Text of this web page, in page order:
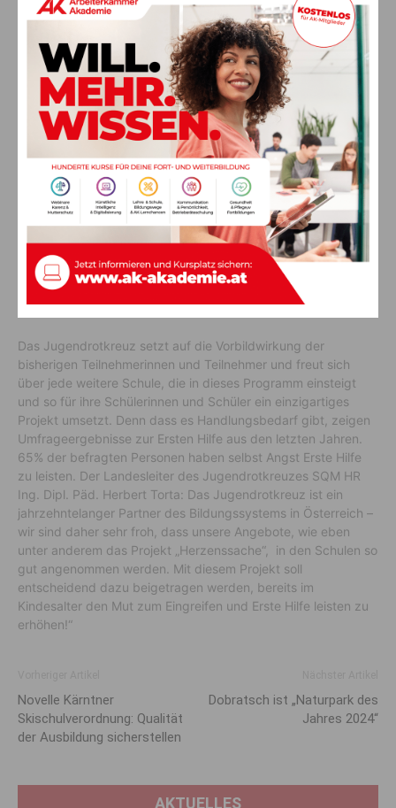
Kreuz tätig, unterstreicht den nachhaltigen Wert des Projekts:
„Die frühe Berührung mit dem Thema Erste Hilfe und dem
Roten Kreuz hat so viele Vorteile. Die Kinder erfahren nicht nur
Wertschätzung indem sie lernen, dass auch sie schon Leben
retten und zu Heldinnen und Helden werden können. Viel
mehr noch, sie schnuppern in die wichtige Arbeit des Roten
Kreuzes hinein und sammeln ihre ersten Erfahrungen. So wird
das Interesse an der Freiwilligenarbeit schon jungen Jahren
geweckt, was positiv für uns alle ist.“ Rotkreuz-Präsident Dr.
dazu: „Ich war selbst Jugendgruppenmitglied beim Roten
Kreuz und war immer beeindruckt von den Werten unserer
Organisation. Wir freuen uns, wenn wir über das Thema Erste
Hilfe viele Kinder und Jugendliche für das Rote Kreuz
Ängste & Mut zum Eingreifen
Das Jugendrotkreuz setzt auf die Vorbildwirkung der
bisherigen Teilnehmerinnen und Teilnehmer und freut sich
über jede weitere Schule, die in dieses Programm einsteigt
und so für ihre Schülerinnen und Schüler ein einzigartiges
Projekt umsetzt. Denn dass es Handlungsbedarf gibt, zeigen
Umfrageergebnisse zur Ersten Hilfe aus den letzten Jahren.
65% der befragten Personen haben selbst Angst Erste Hilfe
zu leisten. Der Landesleiter des Jugendrotkreuzes SQM HR
Ing. Dipl. Päd. Herbert Torta: Das Jugendrotkreuz ist ein
jahrzehntelanger Partner des Bildungssystems in Österreich –
wir sind daher sehr froh, dass unsere Angebote, wie eben
unter anderem das Projekt „Herzenssache“, in den Schulen so
gut angenommen werden. Mit diesem Projekt soll
entscheidend dazu beigetragen werden, bereits im
Kindesalter den Mut zum Eingreifen und Erste Hilfe leisten zu
erhöhen!“
Novelle Kärntner
Skischulverordnung: Qualität
der Ausbildung sicherstellen
Dobratsch ist „Naturpark des
Jahres 2024“
AKTUELLES